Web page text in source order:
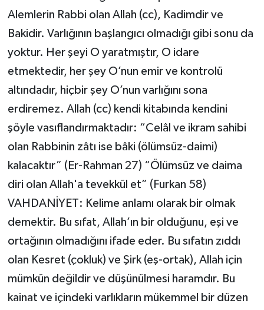
Alemlerin Rabbi olan Allah (cc), Kadimdir ve
Bakidir. Varlığının başlangıcı olmadığı gibi sonu da
yoktur. Her şeyi O yaratmıştır, O idare
etmektedir, her şey O’nun emir ve kontrolü
altındadır, hiçbir şey O’nun varlığını sona
erdiremez. Allah (cc) kendi kitabında kendini
şöyle vasıflandırmaktadır: “Celâl ve ikram sahibi
olan Rabbinin zâtı ise bâki (ölümsüz-daimi)
kalacaktır” (Er-Rahman 27) “Ölümsüz ve daima
diri olan Allah'a tevekkül et” (Furkan 58)
VAHDANİYET: Kelime anlamı olarak bir olmak
demektir. Bu sıfat, Allah’ın bir olduğunu, eşi ve
ortağının olmadığını ifade eder. Bu sıfatın zıddı
olan Kesret (çokluk) ve Şirk (eş-ortak), Allah için
mümkün değildir ve düşünülmesi haramdır. Bu
kainat ve içindeki varlıkların mükemmel bir düzen